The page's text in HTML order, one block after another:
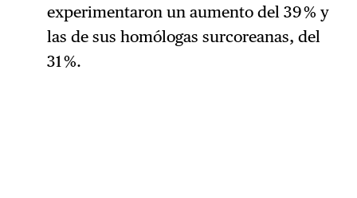
experimentaron un aumento del 39 % y
las de sus homólogas surcoreanas, del
31 %.